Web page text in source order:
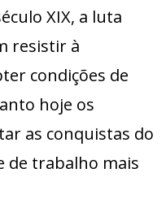
XIX, a luta
resistir à
condições de
hoje os
as conquistas do
de trabalho mais